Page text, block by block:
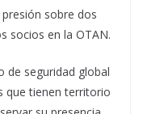
sobre dos
socios en la OTAN.
de seguridad global
que tienen territorio